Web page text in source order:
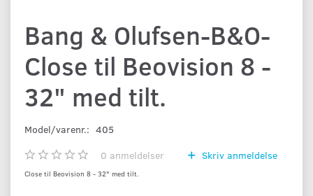
Bang & Olufsen-B&O-
Close til Beovision 8 -
32" med tilt.
Model/varenr.: 405
0 anmeldelser Skriv anmeldelse
Close til Beovision 8 - 32" med tilt.